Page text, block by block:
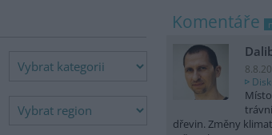
komentáře
dřevin. Změny